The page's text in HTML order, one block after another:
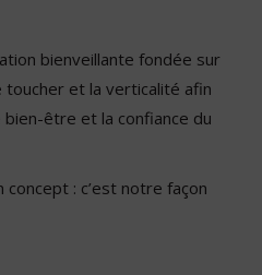
bienveillante fondée sur
toucher et la verticalité afin
être et la confiance du
concept : c’est notre façon